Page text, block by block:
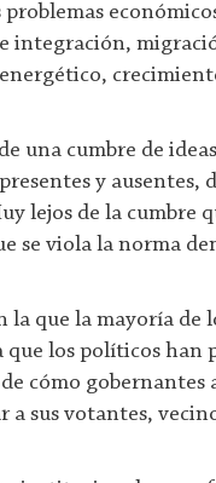
integración,
una cumbre de
y ausentes,
lejos de la cumbre
se viola la norma
que la mayoría de
los políticos han
cómo gobernantes
sus votantes,